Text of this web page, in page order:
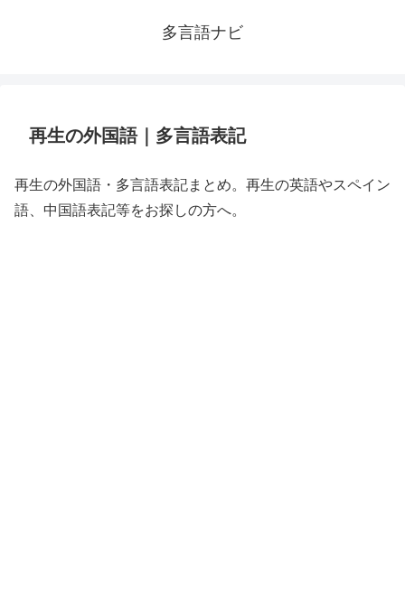
多言語ナビ
再生の外国語｜多言語表記
再生の外国語・多言語表記まとめ。再生の英語やスペイン
語、中国語表記等をお探しの方へ。